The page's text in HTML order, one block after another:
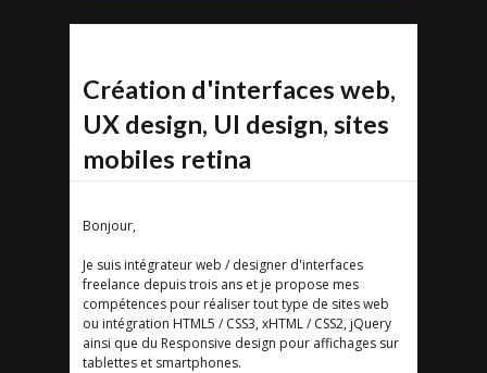
Création d'interfaces web,
UX design, UI design, sites
mobiles retina
Bonjour,
Je suis intégrateur web / designer d'interfaces
freelance depuis trois ans et je propose mes
compétences pour réaliser tout type de sites web
ou intégration HTML5 / CSS3, xHTML / CSS2, jQuery
ainsi que du Responsive design pour affichages sur
tablettes et smartphones.